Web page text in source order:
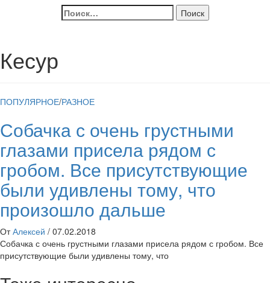
Найти:
Кесур
ПОПУЛЯРНОЕ/РАЗНОЕ
Собачка с очень грустными
глазами присела рядом с
гробом. Все присутствующие
были удивлены тому, что
произошло дальше
От Алексей / 07.02.2018
Собачка с очень грустными глазами присела рядом с гробом. Все
присутствующие были удивлены тому, что